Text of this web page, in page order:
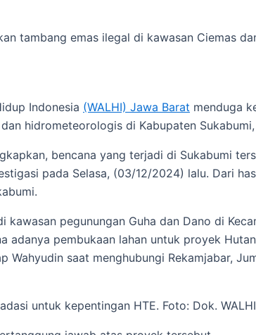
tambang emas ilegal di kawasan Ciemas
Indonesia (WALHI) Jawa Barat menduga
hidrometeorologis di Kabupaten
bencana yang terjadi di Sukabumi
pada Selasa, (03/12/2024) lalu. Dari
pegunungan Guha dan Dano di
pembukaan lahan untuk proyek
Wahyudin saat menghubungi Rekamjabar,
untuk kepentingan HTE. Foto: Dok.